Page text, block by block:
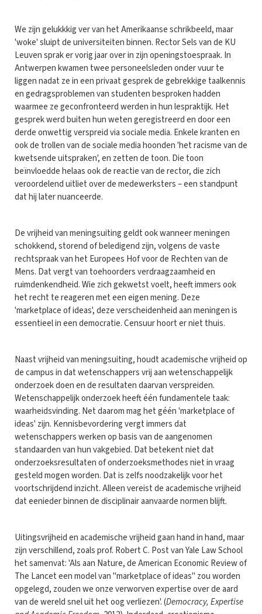
We zijn gelukkkig ver van het Amerikaanse schrikbeeld, maar
'woke' sluipt de universiteiten binnen. Rector Sels van de KU
Leuven sprak er vorig jaar over in zijn openingstoespraak. In
Antwerpen kwamen twee personeelsleden onder vuur te
liggen nadat ze in een privaat gesprek de gebrekkige taalkennis
en gedragsproblemen van studenten besproken hadden
waarmee ze geconfronteerd werden in hun lespraktijk. Het
gesprek werd buiten hun weten geregistreerd en door een
derde onwettig verspreid via sociale media. Enkele kranten en
ook de trollen van de sociale media hoonden 'het racisme van de
kwetsende uitspraken', en zetten de toon. Die toon
beïnvloedde helaas ook de reactie van de rector, die zich
veroordelend uitliet over de medewerksters – een standpunt
dat hij later nuanceerde.
De vrijheid van meningsuiting geldt ook wanneer meningen
schokkend, storend of beledigend zijn, volgens de vaste
rechtspraak van het Europees Hof voor de Rechten van de
Mens. Dat vergt van toehoorders verdraagzaamheid en
ruimdenkendheid. Wie zich gekwetst voelt, heeft immers ook
het recht te reageren met een eigen mening. Deze
'marketplace of ideas', deze verscheidenheid aan meningen is
essentieel in een democratie. Censuur hoort er niet thuis.
Naast vrijheid van meningsuiting, houdt academische vrijheid op
de campus in dat wetenschappers vrij aan wetenschappelijk
onderzoek doen en de resultaten daarvan verspreiden.
Wetenschappelijk onderzoek heeft één fundamentele taak:
waarheidsvinding. Net daarom mag het géén 'marketplace of
ideas' zijn. Kennisbevordering vergt immers dat
wetenschappers werken op basis van de aangenomen
standaarden van hun vakgebied. Dat betekent niet dat
onderzoeksresultaten of onderzoeksmethodes niet in vraag
gesteld mogen worden. Dat is zelfs noodzakelijk voor het
voortschrijdend inzicht. Alleen vereist de academische vrijheid
dat eenieder binnen de disciplinair aanvaarde normen blijft.
Uitingsvrijheid en academische vrijheid gaan hand in hand, maar
zijn verschillend, zoals prof. Robert C. Post van Yale Law School
het samenvat: 'Als aan Nature, de American Economic Review of
The Lancet een model van "marketplace of ideas" zou worden
opgelegd, zouden we onze verworven expertise over de aard
van de wereld snel uit het oog verliezen'. (Democracy, Expertise